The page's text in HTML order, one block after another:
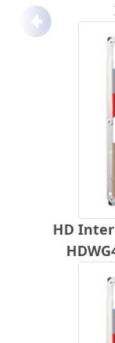
HD
Anterior